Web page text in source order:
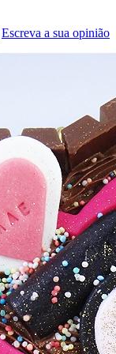
Escreva a sua opinião